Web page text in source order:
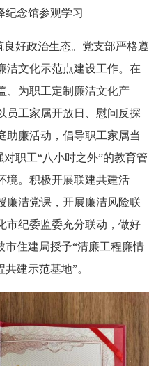
纪念馆参观学习
好政治生态。党支部严格遵
洁文化示范点建设工作。在
、为职工定制廉洁文化产
员工家属开放日、慰问反探
助廉活动，倡导职工家属当
职工“八小时之外”的教育管
境。积极开展联建共建活
廉洁党课，开展廉洁风险联
市纪委监委充分联动，做好
市住建局授予“清廉工程廉情
建示范基地”。